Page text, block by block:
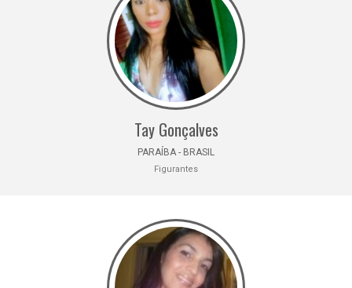
Tay Gonçalves
PARAÍBA - BRASIL
Figurantes